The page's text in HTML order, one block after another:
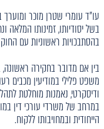
עו"ד עומרי שטרן מוכר ומוערך
בשל יסודיותו, זמינותו המלאה
בהסתבכויות ראשוניות עם
בין אם מדובר בחקירה
משפט פלילי במודיעין מכבים
ודיסקרטי, נאמנות מוחלטת
במרחב של משרדי עורכי דין
הייחודית ובמחויבותו ללקוח.